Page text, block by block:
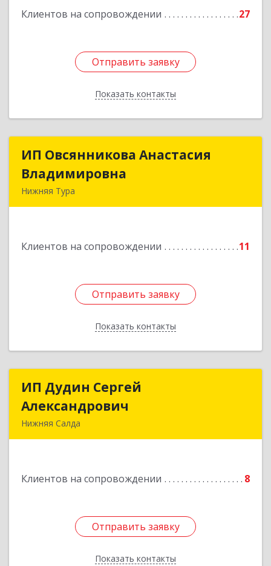
Клиентов на сопровождении 27
Отправить заявку
Показать контакты
Отправить заявку
Назад
ИП Овсянникова Анастасия
Владимировна
Нижняя Тура
Клиентов на сопровождении 11
Отправить заявку
Показать контакты
ИП Овсянникова Анастасия
Подробнее
Отправить заявку
Назад
ИП Дудин Сергей
Александрович
Нижняя Салда
Клиентов на сопровождении 8
Отправить заявку
Показать контакты
ИП Дудин Сергей
Подробнее
Отправить заявку
Назад